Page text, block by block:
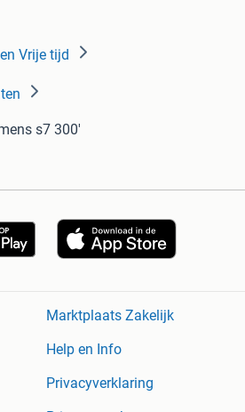
Vrije tijd
s7 300'
Marktplaats Zakelijk
Help en Info
Privacyverklaring